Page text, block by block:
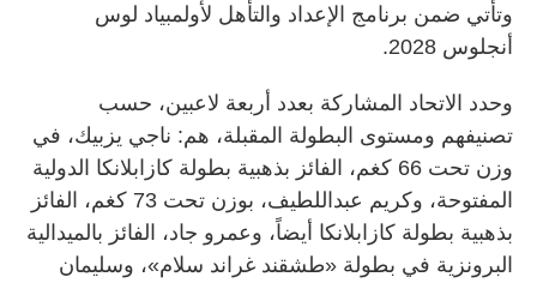
وتأتي ضمن برنامج الإعداد والتأهل لأولمبياد لوس
أنجلوس 2028.
وحدد الاتحاد المشاركة بعدد أربعة لاعبين، حسب
تصنيفهم ومستوى البطولة المقبلة، هم: ناجي يزبيك، في
وزن تحت 66 كغم، الفائز بذهبية بطولة كازابلانكا الدولية
المفتوحة، وكريم عبداللطيف، بوزن تحت 73 كغم، الفائز
بذهبية بطولة كازابلانكا أيضاً، وعمرو جاد، الفائز بالميدالية
البرونزية في بطولة «طشقند غراند سلام»، وسليمان